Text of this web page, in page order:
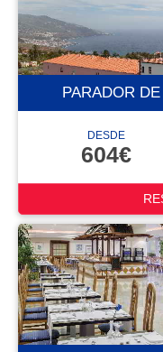
PARADOR
DESDE
604€